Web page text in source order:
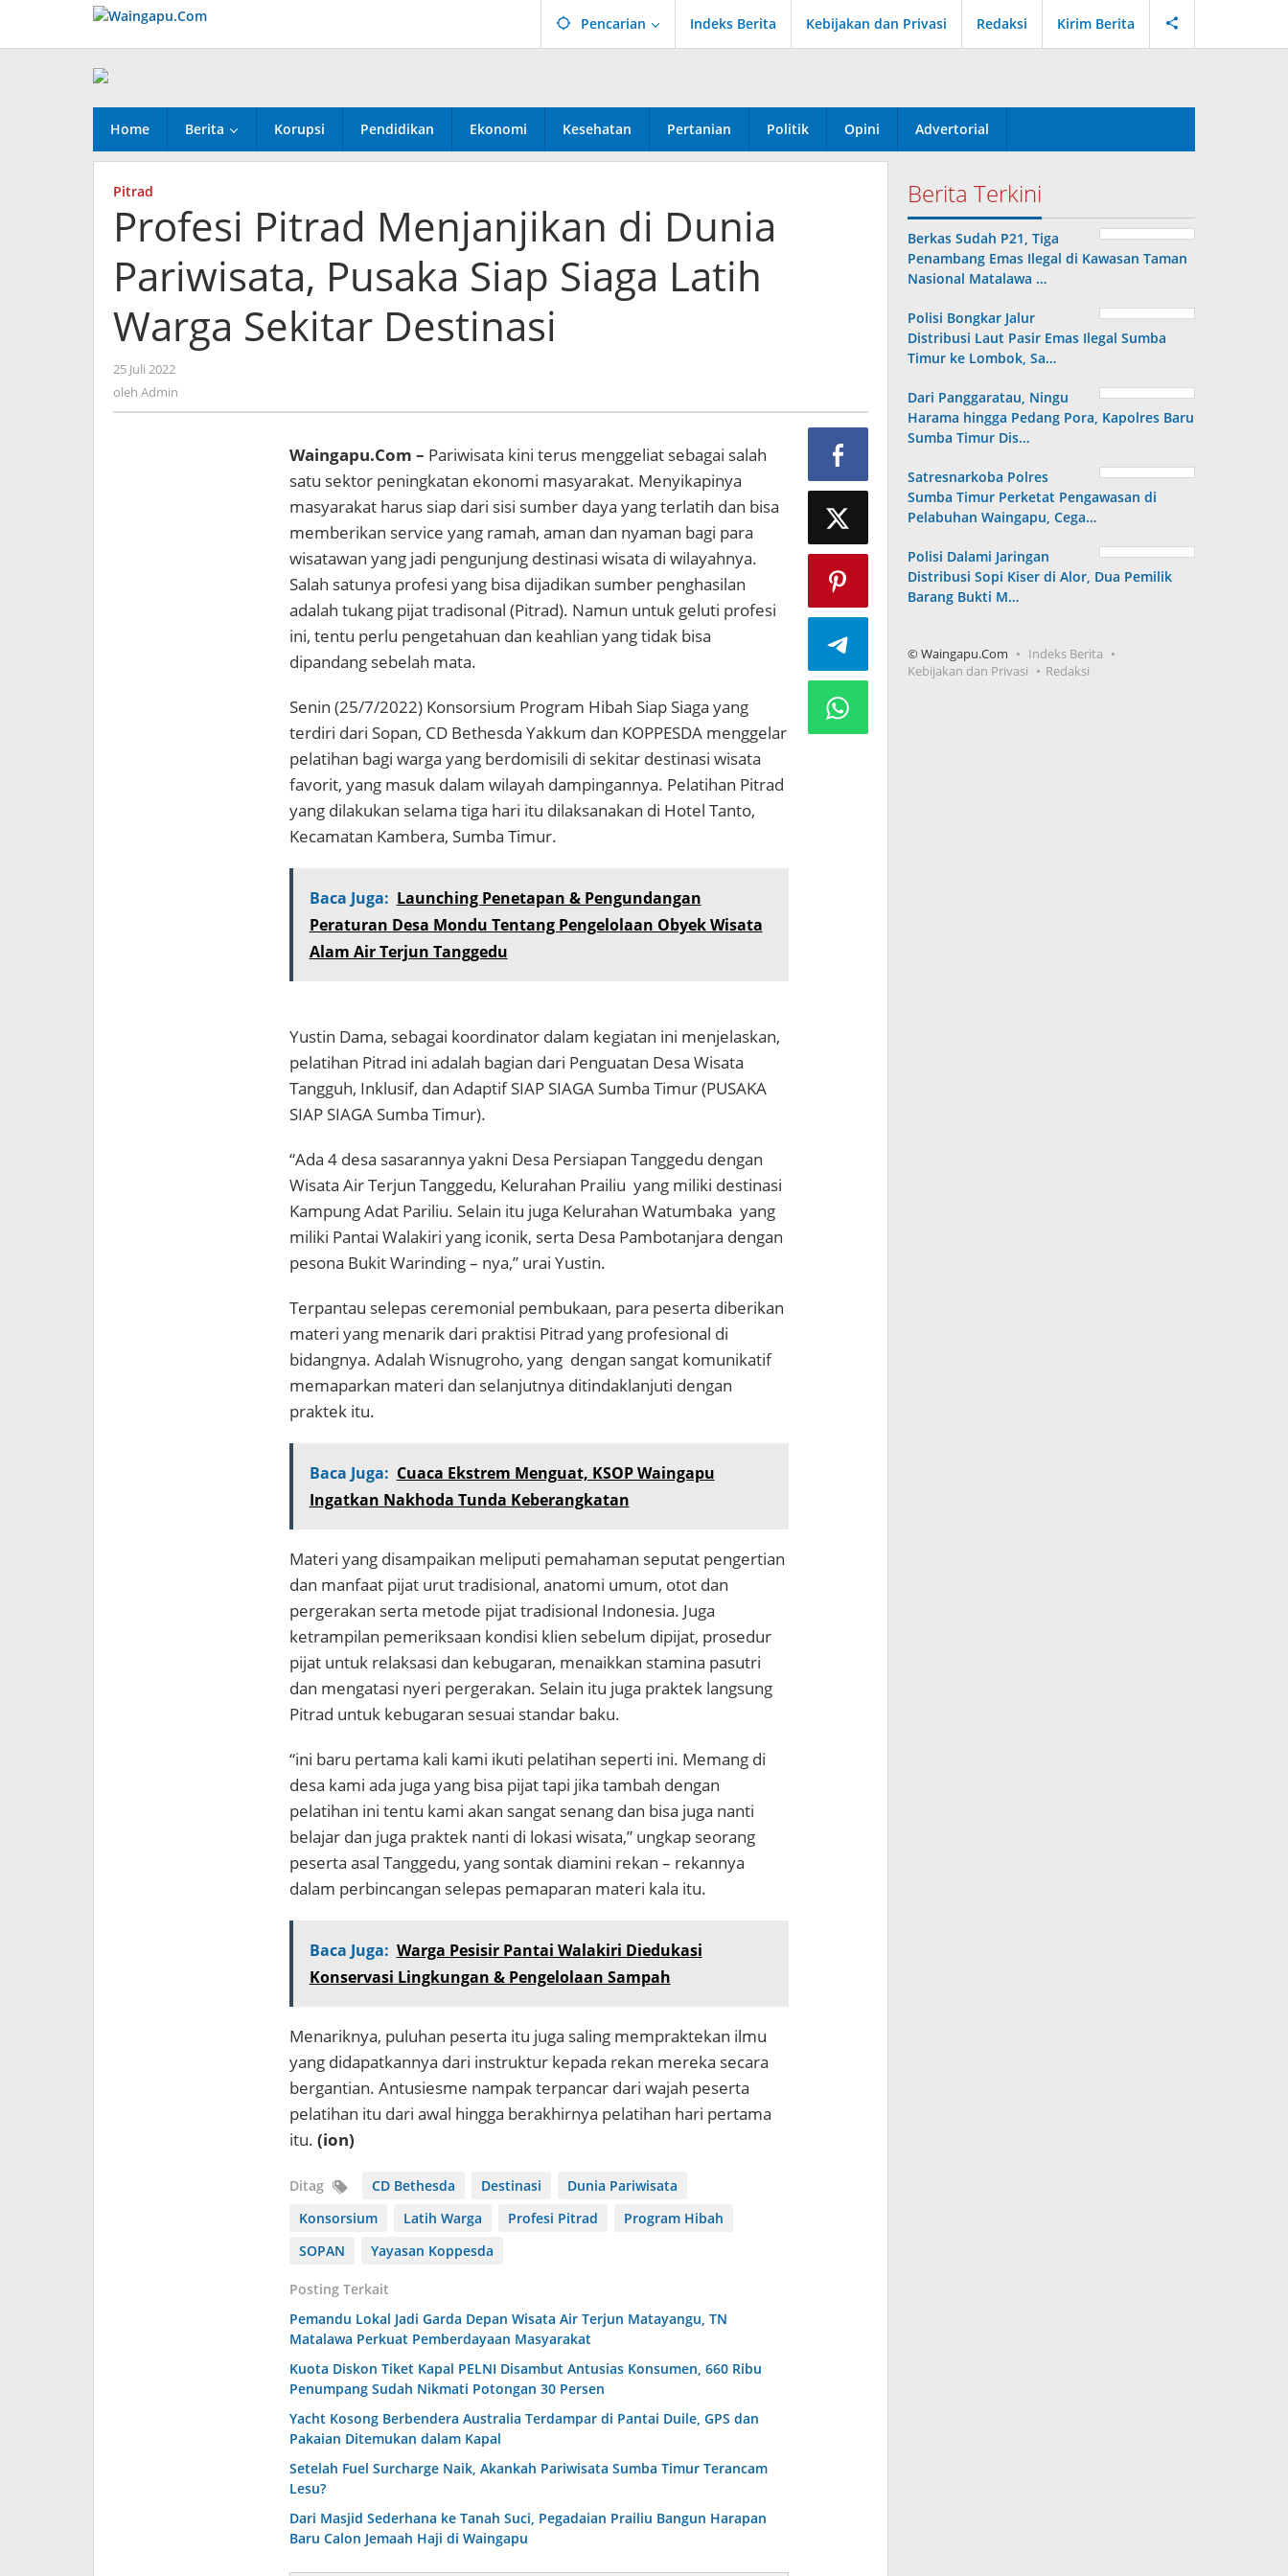
konten
Pencarian Indeks Berita Kebijakan dan Privasi Redaksi Kirim Berita
Home Berita Korupsi Pendidikan Ekonomi Kesehatan Pertanian Politik Opini Advertorial
Pitrad
Profesi Pitrad Menjanjikan di Dunia
Pariwisata, Pusaka Siap Siaga Latih
Warga Sekitar Destinasi
25 Juli 2022
oleh Admin
Waingapu.Com – Pariwisata kini terus menggeliat sebagai salah
satu sektor peningkatan ekonomi masyarakat. Menyikapinya
masyarakat harus siap dari sisi sumber daya yang terlatih dan bisa
memberikan service yang ramah, aman dan nyaman bagi para
wisatawan yang jadi pengunjung destinasi wisata di wilayahnya.
Salah satunya profesi yang bisa dijadikan sumber penghasilan
adalah tukang pijat tradisonal (Pitrad). Namun untuk geluti profesi
ini, tentu perlu pengetahuan dan keahlian yang tidak bisa
dipandang sebelah mata.
Senin (25/7/2022) Konsorsium Program Hibah Siap Siaga yang
terdiri dari Sopan, CD Bethesda Yakkum dan KOPPESDA menggelar
pelatihan bagi warga yang berdomisili di sekitar destinasi wisata
favorit, yang masuk dalam wilayah dampingannya. Pelatihan Pitrad
yang dilakukan selama tiga hari itu dilaksanakan di Hotel Tanto,
Kecamatan Kambera, Sumba Timur.
Baca Juga: Launching Penetapan & Pengundangan
Peraturan Desa Mondu Tentang Pengelolaan Obyek Wisata
Alam Air Terjun Tanggedu
Yustin Dama, sebagai koordinator dalam kegiatan ini menjelaskan,
pelatihan Pitrad ini adalah bagian dari Penguatan Desa Wisata
Tangguh, Inklusif, dan Adaptif SIAP SIAGA Sumba Timur (PUSAKA
SIAP SIAGA Sumba Timur).
“Ada 4 desa sasarannya yakni Desa Persiapan Tanggedu dengan
Wisata Air Terjun Tanggedu, Kelurahan Prailiu yang miliki destinasi
Kampung Adat Pariliu. Selain itu juga Kelurahan Watumbaka yang
miliki Pantai Walakiri yang iconik, serta Desa Pambotanjara dengan
pesona Bukit Warinding – nya,” urai Yustin.
Terpantau selepas ceremonial pembukaan, para peserta diberikan
materi yang menarik dari praktisi Pitrad yang profesional di
bidangnya. Adalah Wisnugroho, yang dengan sangat komunikatif
memaparkan materi dan selanjutnya ditindaklanjuti dengan
praktek itu.
Baca Juga: Cuaca Ekstrem Menguat, KSOP Waingapu
Ingatkan Nakhoda Tunda Keberangkatan
Materi yang disampaikan meliputi pemahaman seputat pengertian
dan manfaat pijat urut tradisional, anatomi umum, otot dan
pergerakan serta metode pijat tradisional Indonesia. Juga
ketrampilan pemeriksaan kondisi klien sebelum dipijat, prosedur
pijat untuk relaksasi dan kebugaran, menaikkan stamina pasutri
dan mengatasi nyeri pergerakan. Selain itu juga praktek langsung
Pitrad untuk kebugaran sesuai standar baku.
“ini baru pertama kali kami ikuti pelatihan seperti ini. Memang di
desa kami ada juga yang bisa pijat tapi jika tambah dengan
pelatihan ini tentu kami akan sangat senang dan bisa juga nanti
belajar dan juga praktek nanti di lokasi wisata,” ungkap seorang
peserta asal Tanggedu, yang sontak diamini rekan – rekannya
dalam perbincangan selepas pemaparan materi kala itu.
Baca Juga: Warga Pesisir Pantai Walakiri Diedukasi
Konservasi Lingkungan & Pengelolaan Sampah
Menariknya, puluhan peserta itu juga saling mempraktekan ilmu
yang didapatkannya dari instruktur kepada rekan mereka secara
bergantian. Antusiesme nampak terpancar dari wajah peserta
pelatihan itu dari awal hingga berakhirnya pelatihan hari pertama
itu. (ion)
Ditag CD Bethesda Destinasi
Dunia Pariwisata
Konsorsium
Latih Warga Profesi Pitrad
Program Hibah
SOPAN
Yayasan Koppesda
Posting Terkait
Pemandu Lokal Jadi Garda Depan Wisata Air Terjun Matayangu, TN
Matalawa Perkuat Pemberdayaan Masyarakat
Kuota Diskon Tiket Kapal PELNI Disambut Antusias Konsumen, 660 Ribu
Penumpang Sudah Nikmati Potongan 30 Persen
Yacht Kosong Berbendera Australia Terdampar di Pantai Duile, GPS dan
Pakaian Ditemukan dalam Kapal
Setelah Fuel Surcharge Naik, Akankah Pariwisata Sumba Timur Terancam
Lesu?
Dari Masjid Sederhana ke Tanah Suci, Pegadaian Prailiu Bangun Harapan
Baru Calon Jemaah Haji di Waingapu
Berita Terkini
Berkas Sudah P21, Tiga
Penambang Emas Ilegal di Kawasan Taman
Nasional Matalawa …
Polisi Bongkar Jalur
Distribusi Laut Pasir Emas Ilegal Sumba
Timur ke Lombok, Sa…
Dari Panggaratau, Ningu
Harama hingga Pedang Pora, Kapolres Baru
Sumba Timur Dis…
Satresnarkoba Polres
Sumba Timur Perketat Pengawasan di
Pelabuhan Waingapu, Cega…
Polisi Dalami Jaringan
Distribusi Sopi Kiser di Alor, Dua Pemilik
Barang Bukti M…
© Waingapu.Com
Indeks Berita
Kebijakan dan Privasi
Redaksi